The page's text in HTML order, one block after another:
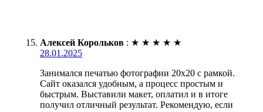
Алексей Корольков : ★ ★ ★ ★ ★
28.01.2025
Занимался печатью фотографии 20х20 с рамкой.
Сайт оказался удобным, а процесс простым и
быстрым. Выставили макет, оплатил и в итоге
получил отличный результат. Рекомендую, если